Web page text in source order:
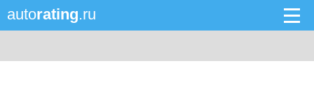
autorating.ru